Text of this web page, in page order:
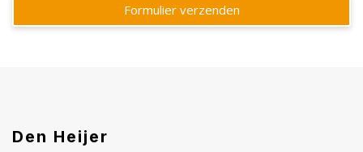
Formulier verzenden
Den Heijer